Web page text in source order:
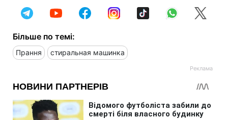
Більше по темі:
Прання стиральная машинка